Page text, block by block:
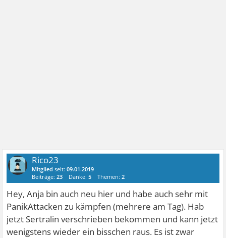
Rico23
Mitglied seit:09.01.2019
Beiträge:23 Danke:5 Themen:2
Hey, Anja bin auch neu hier und habe auch sehr mit
PanikAttacken zu kämpfen (mehrere am Tag). Hab
jetzt Sertralin verschrieben bekommen und kann jetzt
wenigstens wieder ein bisschen raus. Es ist zwar